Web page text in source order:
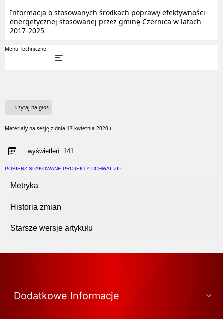
Informacja o stosowanych środkach poprawy efektywności
energetycznej stosowanej przez gminę Czernica w latach
2017-2025
Menu Techniczne
Czytaj na głos
Materiały na sesję z dnia 17 kwietnia 2020 r.
wyświetleń: 141
POBIERZ SPAKOWANE PROJEKTY UCHWAŁ ZIP
Metryka
Historia zmian
Starsze wersje artykułu
Dodatkowe Informacje